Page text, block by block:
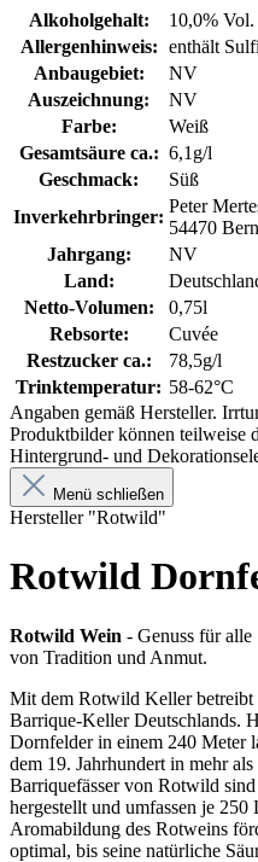
Alkoholgehalt:
10,0% Vol.
Allergenhinweis: enthält
Anbaugebiet:
NV
Auszeichnung:
NV
Farbe:
Weiß
Gesamtsäure ca.: 6,1g/l
Geschmack:
Süß
Inverkehrbringer:
Peter
54470
Jahrgang:
NV
Land:
Netto-Volumen:
0,75l
Rebsorte:
Cuvée
Restzucker ca.:
78,5g/l
Trinktemperatur: 58-62°C
Angaben gemäß Hersteller.
Produktbilder können teilweise
Hintergrund- und
Menü schließen
Hersteller "Rotwild"
Rotwild
Rotwild Wein - Genuss für
von Tradition und Anmut.
Mit dem Rotwild Keller betreibt
Barrique-Keller Deutschlands.
Dornfelder in einem 240 Meter
dem 19. Jahrhundert in mehr
Barriquefässer von Rotwild
hergestellt und umfassen je 250
Aromabildung des Rotweins
optimal, bis seine natürliche